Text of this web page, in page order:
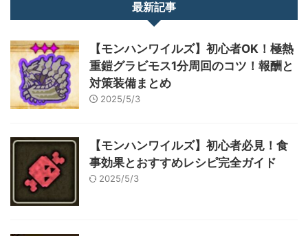
最新記事
【モンハンワイルズ】初心者OK！極熱
重鎧グラビモス1分周回のコツ！報酬と
対策装備まとめ
2025/5/3
【モンハンワイルズ】初心者必見！食
事効果とおすすめレシピ完全ガイド
2025/5/3